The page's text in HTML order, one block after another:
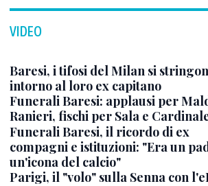
VIDEO
Baresi, i tifosi del Milan si
intorno al loro ex capitano
Funerali Baresi: applausi per
Ranieri, fischi per Sala e
Funerali Baresi, il ricordo di ex
compagni e istituzioni: "Era un
un'icona del calcio"
Parigi, il "volo" sulla Senna con